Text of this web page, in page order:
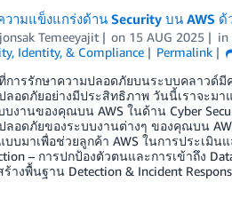
วามแข็งแกร่งด้าน Security บน AWS
Temeeyajit on 15 AUG 2025 in
Identity, & Compliance
Permalink
การรักษาความปลอดภัยบนระบบคลาวด์
ลอดภัยอย่างมีประสิทธิภาพ วันนี้เราจะม
บงานของคุณบน AWS ในด้าน Cyber
ลอดภัยของระบบงานต่างๆ ของคุณบน
บบมาเพื่อช่วยลูกค้า AWS ในการประเมิ
– การปกป้องตัวตนและการเข้าถึง
ร้างพื้นฐาน Detection & Incident